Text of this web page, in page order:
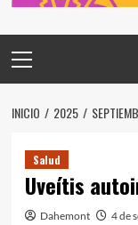
principal
INICIO 2025
Salud
Uveítis
Dahemont 4 de